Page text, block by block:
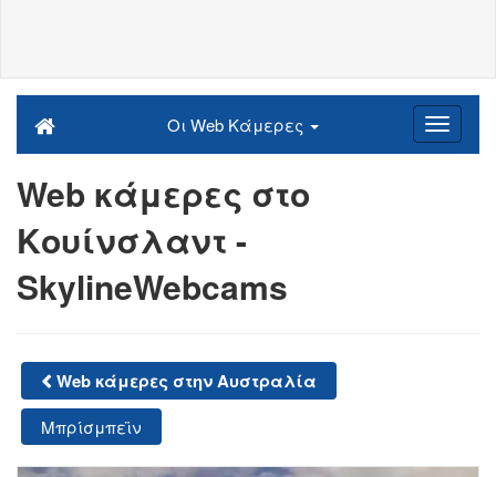
Οι Web Κάμερες
Web κάμερες στο
Κουίνσλαντ -
SkylineWebcams
Web κάμερες στην Αυστραλία
Μπρίσμπεϊν